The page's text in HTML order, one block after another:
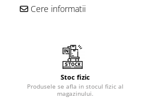
Cere informatii
Stoc fizic
Produsele se afla in stocul fizic al
magazinului.